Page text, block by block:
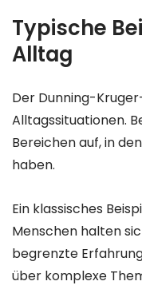
Typische
Alltag
Der Dunning-
Alltagssituationen.
Bereichen auf, in
haben.
Ein klassisches
Menschen halten
begrenzte
über komplexe